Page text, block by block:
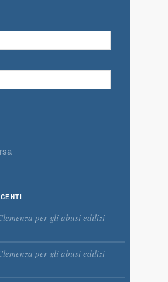
per gli abusi edilizi
per gli abusi edilizi